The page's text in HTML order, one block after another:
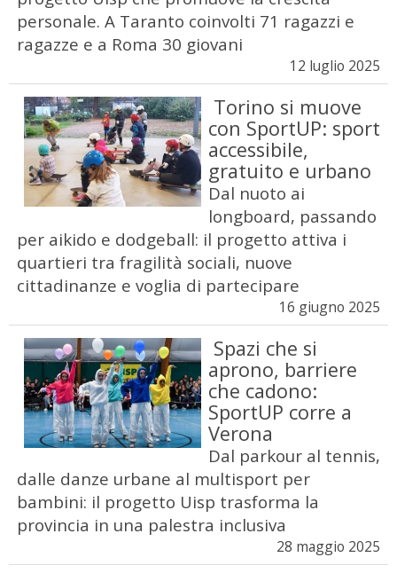
personale. A Taranto coinvolti 71 ragazzi e
ragazze e a Roma 30 giovani
12 luglio 2025
Torino si muove
con SportUP: sport
accessibile,
gratuito e urbano
Dal nuoto ai
longboard, passando
per aikido e dodgeball: il progetto attiva i
quartieri tra fragilità sociali, nuove
cittadinanze e voglia di partecipare
16 giugno 2025
Spazi che si
aprono, barriere
che cadono:
SportUP corre a
Verona
Dal parkour al tennis,
dalle danze urbane al multisport per
bambini: il progetto Uisp trasforma la
provincia in una palestra inclusiva
28 maggio 2025